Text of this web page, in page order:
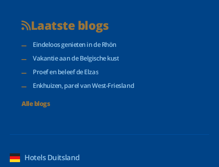
Laatste blogs
Eindeloos genieten in de Rhön
Vakantie aan de Belgische kust
Proef en beleef de Elzas
Enkhuizen, parel van West-Friesland
Alle blogs
Hotels Duitsland